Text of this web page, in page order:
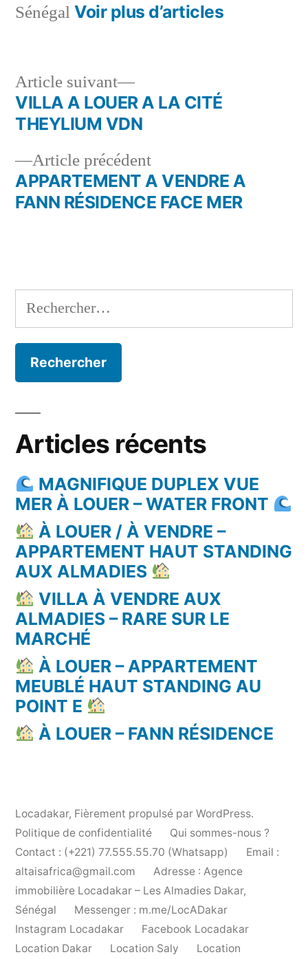
Sénégal Voir plus d’articles
Navigation
l’article
Article précédentArticle
précédent :
APPARTEMENT A VENDRE A
FANN RÉSIDENCE FACE MER
Article suivant
Article
suivant :
VILLA A LOUER A LA CITÉ
THEYLIUM VDN
Rechercher :
Articles récents
MAGNIFIQUE DUPLEX VUE
MER À LOUER – WATER FRONT
À LOUER / À VENDRE –
APPARTEMENT HAUT STANDING
AUX ALMADIES
VILLA À VENDRE AUX
ALMADIES – RARE SUR LE
MARCHÉ
À LOUER – APPARTEMENT
MEUBLÉ HAUT STANDING AU
POINT E
À LOUER – FANN RÉSIDENCE
Locadakar, Fièrement propulsé par WordPress.
Politique de confidentialité
Qui sommes-nous ?
Contact : (+221) 77.555.55.70 (Whatsapp)
Email :
altaisafrica@gmail.com
Adresse : Agence
immobilière Locadakar – Les Almadies Dakar,
Sénégal
Messenger : m.me/LocADakar
Instagram Locadakar
Facebook Locadakar
Location Dakar
Location Saly Location